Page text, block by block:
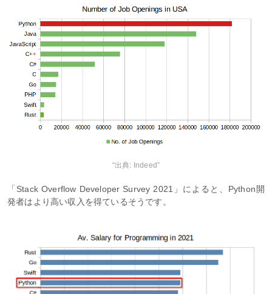
“出典: Indeed”
「Stack Overflow Developer Survey 2021」によると、Python開
発者はより高い収入を得ているそうです。